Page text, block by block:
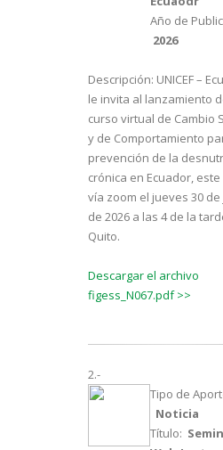
Año de
2026
Descripción: UNICEF –
le invita al lanzamiento
curso virtual de Cambio
y de Comportamiento
prevención de la
crónica en Ecuador,
vía zoom el jueves 30
de 2026 a las 4 de la
Quito.
Descargar el archivo
figess_N067.pdf >>
2.-
Tipo de
Noticia
Título: